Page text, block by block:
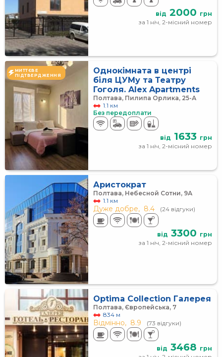
від 2000 грн
за 1 ніч, 2-місний номер
МИТТЄВЕ
ПІДТВЕРДЖЕННЯ
Однокімната в центрі
біля ЦУМу та Театру
Гоголя. Alex Apartments
Полтава, Пилипа Орлика, 25-А
1.1 км
Без передоплати
від 1633 грн
за 1 ніч, 2-місний номер
Аристократ
Полтава, Небесной Сотни, 9А
1.1 км
Дуже добре, 8.4 (24 відгуки)
від 3300 грн
за 1 ніч, 2-місний номер
Optima Collection Галерея
Полтава, Європейська, 7
834 м
Відмінно, 8.9 (73 відгуки)
від 3468 грн